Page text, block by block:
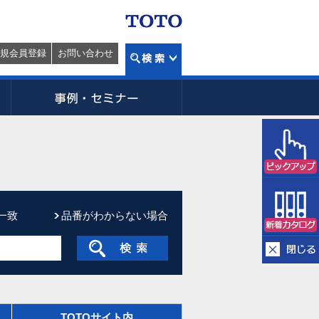
会員登録 お問い合わせ
致 品番がわからない場合